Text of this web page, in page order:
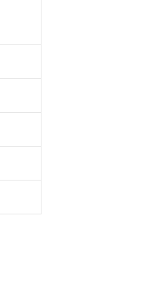
含有を証明するものではあり
了までの期間は出荷製品に未対
ことがない限り、2022年1月